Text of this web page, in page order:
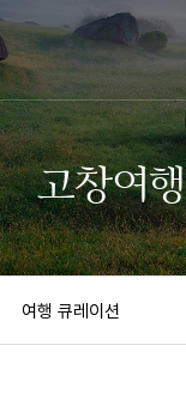
고창여행
여행 큐레이션